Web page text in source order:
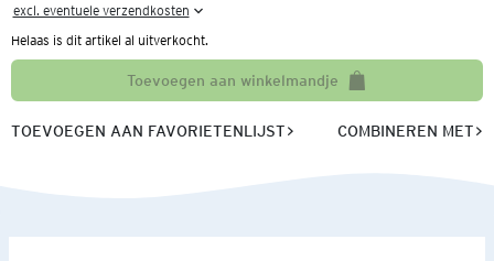
excl. eventuele verzendkosten
Helaas is dit artikel al uitverkocht.
Toevoegen aan winkelmandje
TOEVOEGEN AAN FAVORIETENLIJST COMBINEREN MET